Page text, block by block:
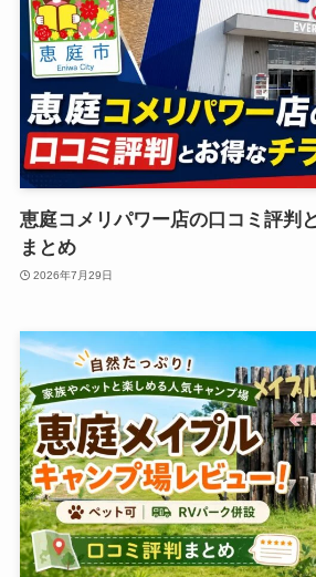
恵庭コメリパワー店の口コミ評判
まとめ
2026年7月29日